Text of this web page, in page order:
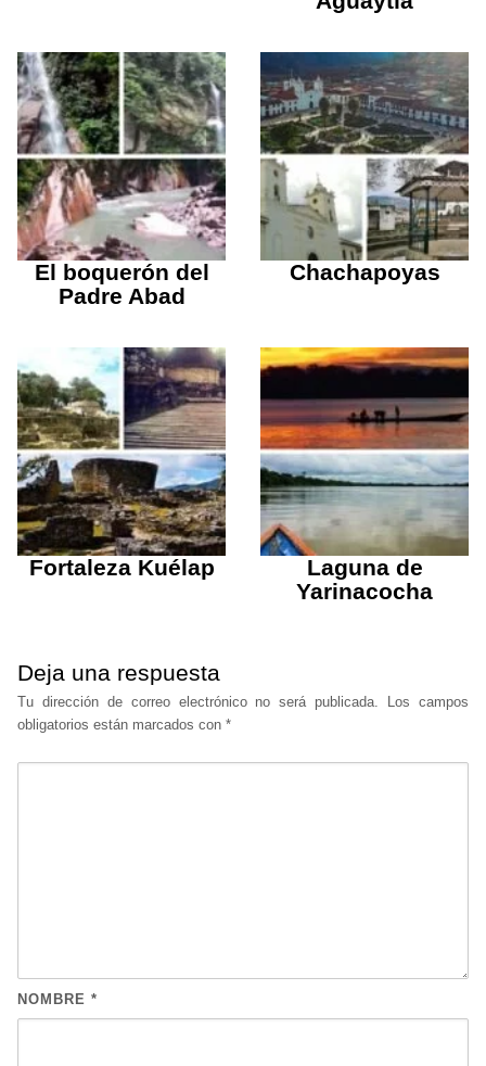
El boquerón del
Padre Abad
Chachapoyas
Fortaleza Kuélap
Laguna de
Yarinacocha
Deja una respuesta
Tu dirección de correo electrónico no será publicada.
Los campos
obligatorios están marcados con *
NOMBRE *